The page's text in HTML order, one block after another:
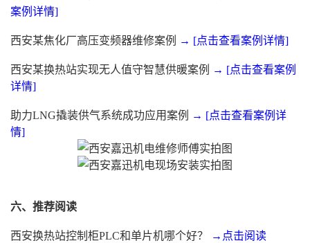
案例详情]
西安某焦化厂高压变频器维修案例 → [点击查看案例详情]
西安某换热站实现无人值守智慧供暖案例
→ [点击查看案例
详情]
助力LNG撬装供气系统成功应用案例
→ [点击查看案例详
情]
六、推荐阅读
西安换热站控制柜PLC和单片机哪个好？ →点击阅读